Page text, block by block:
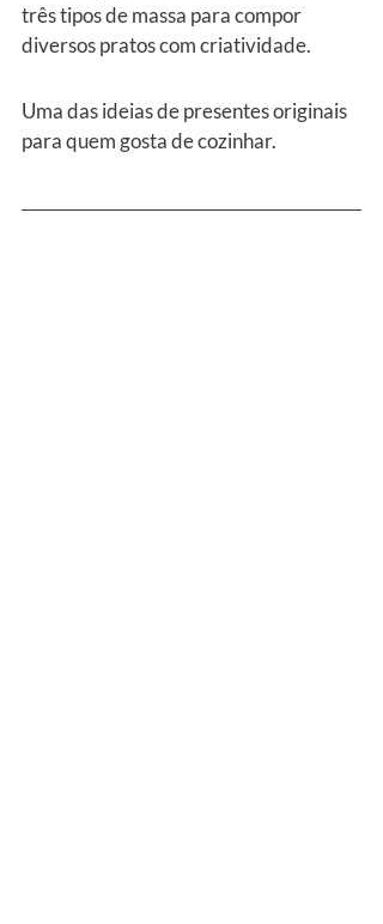
três tipos de massa para compor
diversos pratos com criatividade.
Uma das ideias de presentes originais
para quem gosta de cozinhar.